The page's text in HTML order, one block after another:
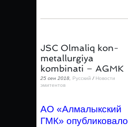
JSC Olmaliq kon-
metallurgiya
kombinati – AGMK
25 сен 2018, Русский / Новости
эмитентов
АО «Алмалыкский
ГМК» опубликовало